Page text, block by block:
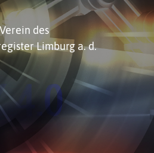
Verein des
Limburg a. d.